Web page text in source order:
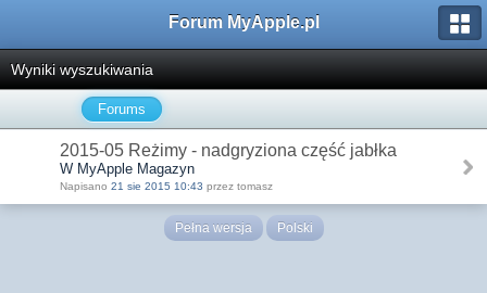
Forum MyApple.pl
Wyniki wyszukiwania
Forums
2015-05 Reżimy - nadgryziona część jabłka
W MyApple Magazyn
Napisano 21 sie 2015 10:43 przez tomasz
Pełna wersja Polski